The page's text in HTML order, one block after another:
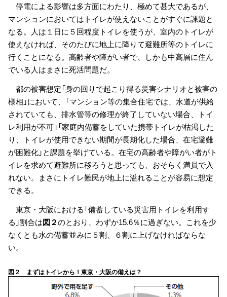
停電による影響は多方面にわたり、極めて甚大であるが、
マンションにおいてはトイレが使えないことがすぐに課題と
なる。人は１日に５回程度トイレを使うが、室内のトイレが
使えなければ、そのたびに地上に降りて避難所等のトイレに
行くことになる。高齢者や障がい者で、しかも中高層に住ん
でいる人はまさに死活問題だ。
都の被害想定「身の回りで起こり得る災害シナリオと被害の
様相」において、「マンション等の集合住宅では、水道が供給
されていても、排水管等の修理が終了していない場合、トイ
レ利用が不可」「家庭内備蓄をしていた携帯トイレが枯渇した
り、トイレが使用できない期間が長期化した場合、在宅避難
が困難化」と課題を挙げている。在宅の高齢者や障がい者がト
イレを求めて避難所に移ろうと思っても、おそらく満員で入
れない。まさにトイレ難民が地上に溢れることが容易に想定
できる。
東京・大阪における「備蓄している災害用トイレを利用す
る」割合は図２のとおり、わずか15.6％に過ぎない。これを少
なくとも水の備蓄並みに５割、６割に上げなければならな
い。
図２ まずはトイレから！東京・大阪の備えは？